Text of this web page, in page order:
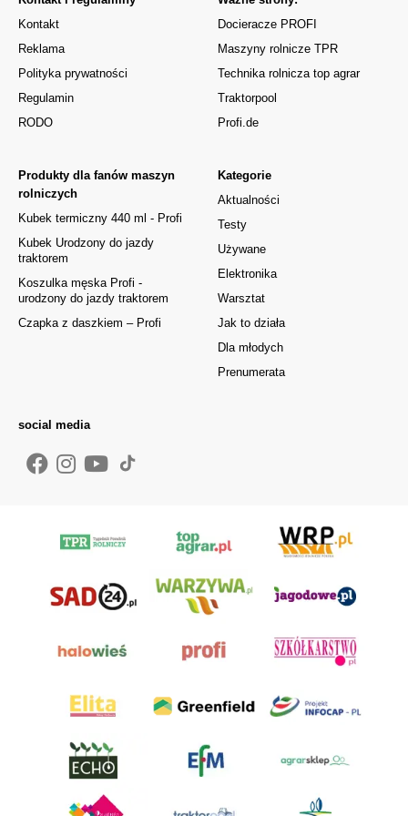
Kontakt
Reklama
Polityka prywatności
Regulamin
RODO
Kategorie
Aktualności
Testy
Używane
Elektronika
Warsztat
Jak to działa
Dla młodych
Prenumerata
Produkty dla fanów maszyn
rolniczych
Kubek termiczny 440 ml - Profi
Kubek Urodzony do jazdy
traktorem
Koszulka męska Profi -
urodzony do jazdy traktorem
Czapka z daszkiem – Profi
Docieracze PROFI
Maszyny rolnicze TPR
Technika rolnicza top agrar
Traktorpool
Profi.de
social media